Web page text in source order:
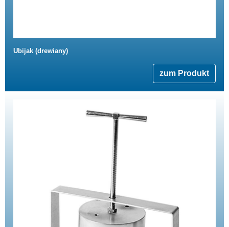
Ubijak (drewiany)
zum Produkt